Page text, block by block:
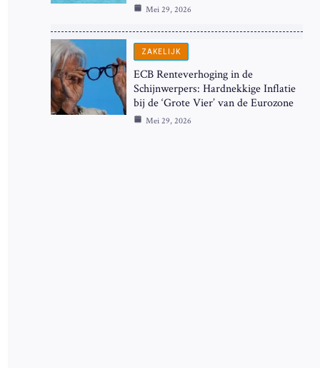
Mei 29, 2026
ZAKELIJK
ECB Renteverhoging in de
Schijnwerpers: Hardnekkige Inflatie
bij de ‘Grote Vier’ van de Eurozone
Mei 29, 2026